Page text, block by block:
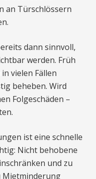
an Türschlössern
dann sinnvoll,
werden. Früh
vielen Fällen
beheben. Wird
Folgeschäden –
ist eine schnelle
Nicht behobene
und zu
Mietminderung